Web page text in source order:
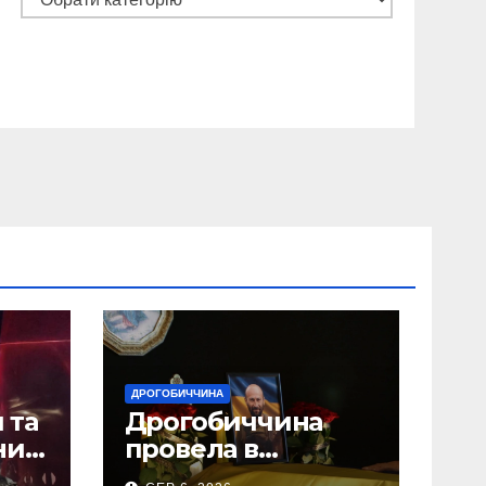
ДРОГОБИЧЧИНА
Дрогобиччина
провела в
останню земну